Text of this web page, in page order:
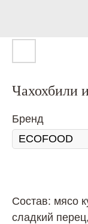
Чахохбили
Бренд
Состав: мясо
сладкий